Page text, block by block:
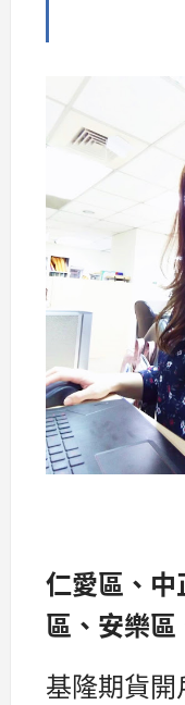
仁愛區、
區、安樂
基隆期貨